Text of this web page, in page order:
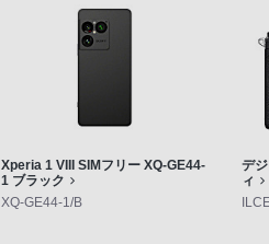
Xperia 1 VIII SIMフリー XQ-GE44-
1 ブラック
XQ-GE44-1/B
デ
ィ